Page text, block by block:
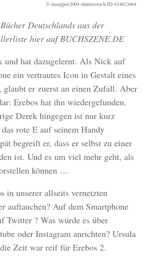
© mangpor2004 shutterstock-ID 614623664
Deutschlands aus der
hier auf BUCHSZENE.DE
und hat dazugelernt. Als Nick auf
ein vertrautes Icon in Gestalt eines
glaubt er zuerst an einen Zufall. Aber
Erebos hat ihn wiedergefunden.
Derek hingegen ist nur kurz
rote E auf seinem Handy
begreift er, dass er selbst zu einer
ist. Und es um viel mehr geht, als
können …
in unserer allseits vernetzten
auftauchen? Auf dem Smartphone
Twitter ? Was würde es über
oder Instagram anrichten? Ursula
Zeit war reif für Erebos 2.